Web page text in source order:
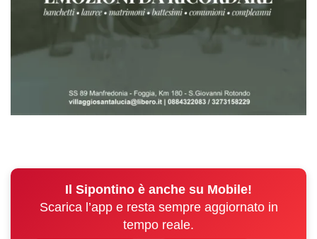
Il Sipontino è anche su Mobile!
Scarica l’app e resta sempre aggiornato in
tempo reale.